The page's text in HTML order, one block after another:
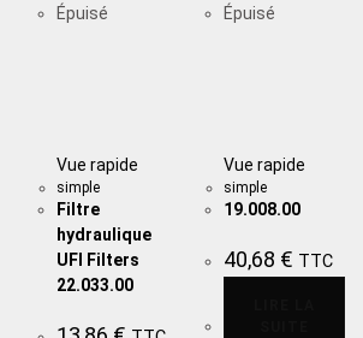
Épuisé
Vue rapide
simple
Filtre
hydraulique
UFI Filters
22.033.00
Épuisé
Vue rapide
simple
19.008.00
40,68 € TTC